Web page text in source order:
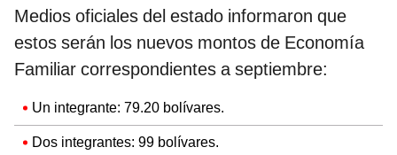
Medios oficiales del estado informaron que
estos serán los nuevos montos de Economía
Familiar correspondientes a septiembre:
Un integrante: 79.20 bolívares.
Dos integrantes: 99 bolívares.